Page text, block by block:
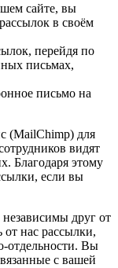
сайте, вы
в своём
перейдя по
письмах,
письмо на
(MailChimp) для
видят
Благодаря этому
если вы
друг от
от нас рассылки,
отдельности. Вы
с вашей